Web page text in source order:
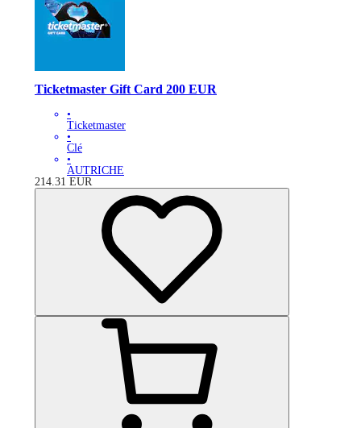
Ticketmaster Gift Card 200 EUR
•
Ticketmaster
•
Clé
•
AUTRICHE
214.31 EUR